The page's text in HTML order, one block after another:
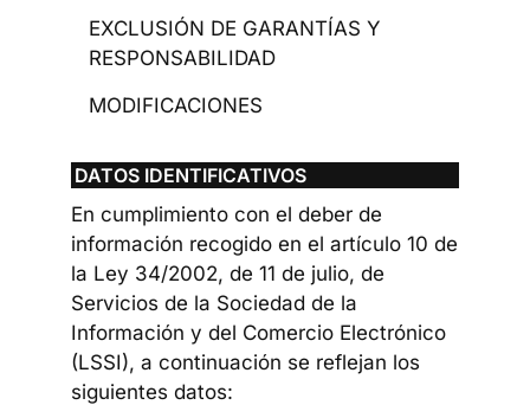
EXCLUSIÓN DE GARANTÍAS Y
RESPONSABILIDAD
MODIFICACIONES
DATOS IDENTIFICATIVOS
En cumplimiento con el deber de
información recogido en el artículo 10 de
la Ley 34/2002, de 11 de julio, de
Servicios de la Sociedad de la
Información y del Comercio Electrónico
(LSSI), a continuación se reflejan los
siguientes datos: